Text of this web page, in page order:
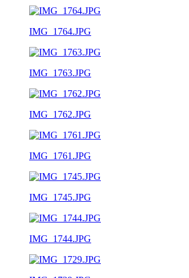
IMG_1764.JPG
IMG_1763.JPG
IMG_1762.JPG
IMG_1761.JPG
IMG_1745.JPG
IMG_1744.JPG